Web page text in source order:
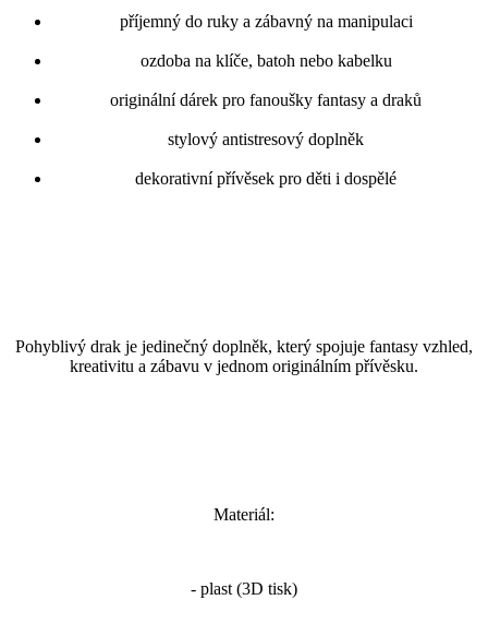
příjemný do ruky a zábavný na manipulaci
ozdoba na klíče, batoh nebo kabelku
originální dárek pro fanoušky fantasy a draků
stylový antistresový doplněk
dekorativní přívěsek pro děti i dospělé
Pohyblivý drak je jedinečný doplněk, který spojuje fantasy vzhled,
kreativitu a zábavu v jednom originálním přívěsku.
Materiál:
- plast (3D tisk)